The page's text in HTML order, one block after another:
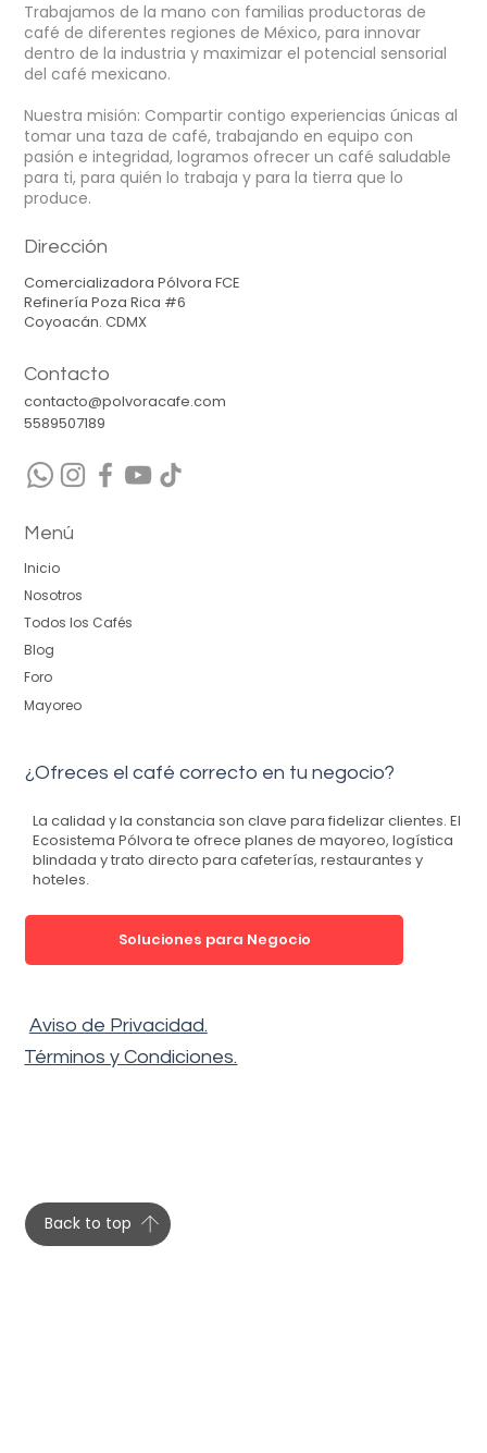
Trabajamos de la mano con familias productoras de
café de diferentes regiones de México, para innovar
dentro de la industria y maximizar el potencial sensorial
del café mexicano.
Nuestra misión: Compartir contigo experiencias únicas al
tomar una taza de café, trabajando en equipo con
pasión e integridad, logramos ofrecerun café saludable
para ti, para quién lo trabaja y para la tierra que lo
produce.
Dirección
Comercializadora Pólvora FCE
Refinería Poza Rica #6
Coyoacán. CDMX
Contacto
contacto@polvoracafe.com
5589507189
Menú
Inicio
Nosotros
Todos los Cafés
Blog
Foro
Mayoreo
Back to top
¿Ofreces el café correcto en tu negocio?
La calidad y la constancia son clave para fidelizar clientes.El
Ecosistema Pólvora te ofrece planes de mayoreo, logística
blindada y trato directo para cafeterías, restaurantes y
hoteles.
Soluciones para Negocio
Aviso de Privacidad.
Términos y Condiciones.